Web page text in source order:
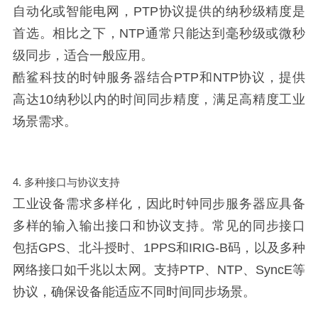
自动化或智能电网，PTP协议提供的纳秒级精度是
首选。相比之下，NTP通常只能达到毫秒级或微秒
级同步，适合一般应用。
酷鲨科技的时钟服务器结合PTP和NTP协议，提供
高达10纳秒以内的时间同步精度，满足高精度工业
场景需求。
4. 多种接口与协议支持
工业设备需求多样化，因此时钟同步服务器应具备
多样的输入输出接口和协议支持。常见的同步接口
包括GPS、北斗授时、1PPS和IRIG-B码，以及多种
网络接口如千兆以太网。支持PTP、NTP、SyncE等
协议，确保设备能适应不同时间同步场景。